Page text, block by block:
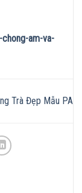
am-va-
Trà Đẹp Mẫu PA